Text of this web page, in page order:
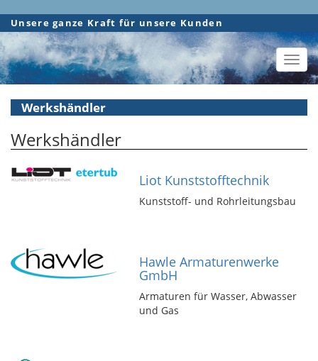
Direkt
zum
Inhalt
Unsere ganze Kraft für unsere Kunden
Werkshändler
Werkshändler
Liot Kunststofftechnik
Kunststoff- und Rohrleitungsbau
Hawle Armaturenwerke
GmbH
Armaturen für Wasser, Abwasser
und Gas